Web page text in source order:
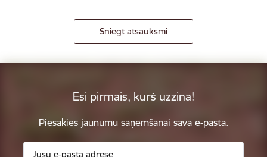
Sniegt atsauksmi
Esi pirmais, kurš uzzina!
Piesakies jaunumu saņemšanai savā e-pastā.